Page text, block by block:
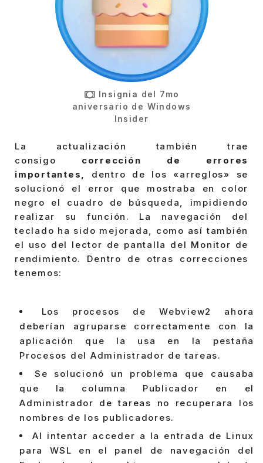
Insignia del 7mo
aniversario de Windows
Insider
La actualización también trae
consigo corrección de errores
importantes, dentro de los «arreglos» se
solucionó el error que mostraba en color
negro el cuadro de búsqueda, impidiendo
realizar su función. La navegación del
teclado ha sido mejorada, como así también
el uso del lector de pantalla del Monitor de
rendimiento. Dentro de otras correcciones
tenemos:
Los procesos de Webview2 ahora
deberían agruparse correctamente con la
aplicación que la usa en la pestaña
Procesos del Administrador de tareas.
Se solucionó un problema que causaba
que la columna Publicador en el
Administrador de tareas no recuperara los
nombres de los publicadores.
Al intentar acceder a la entrada de Linux
para WSL en el panel de navegación del